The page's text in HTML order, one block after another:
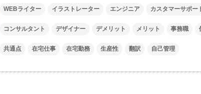
WEBライター イラストレーター エンジニア カスタマーサポー
コンサルタント デザイナー デメリット メリット 事務職
共通点 在宅仕事 在宅勤務 生産性 翻訳 自己管理